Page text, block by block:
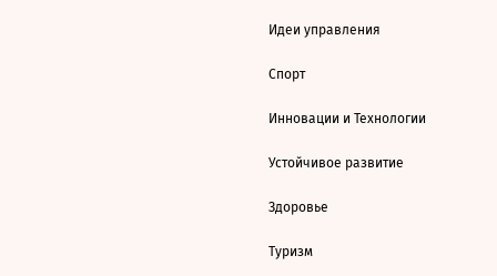
Идеи управления
Спорт
Инновации и Технологии
Устойчивое развитие
Здоровье
Туризм